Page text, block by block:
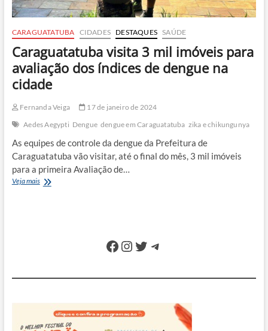
CARAGUATATUBA CIDADES DESTAQUES SAÚDE
Caraguatatuba visita 3 mil imóveis para
avaliação dos índices de dengue na
cidade
Fernanda Veiga
17 de janeiro de 2024
Aedes Aegypti Dengue dengue em Caraguatatuba zika e chikungunya
As equipes de controle da dengue da Prefeitura de
Caraguatatuba vão visitar, até o final do mês, 3 mil imóveis
para a primeira Avaliação de…
Veja maisCaraguatatuba
de
cidade
Facebook
Instagram
Twitter
Telegram